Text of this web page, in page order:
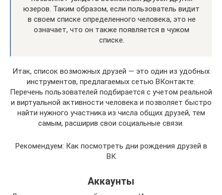
юзеров. Таким образом, если пользователь видит
в своем списке определенного человека, это не
означает, что он также появляется в чужом
списке.
Итак, список возможных друзей — это один из удобных
инструментов, предлагаемых сетью ВКонтакте.
Перечень пользователей подбирается с учетом реальной
и виртуальной активности человека и позволяет быстро
найти нужного участника из числа общих друзей, тем
самым, расширив свои социальные связи.
Рекомендуем: Как посмотреть дни рождения друзей в
ВК
Аккаунты